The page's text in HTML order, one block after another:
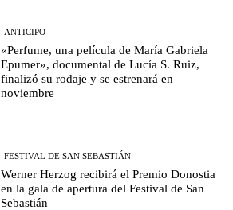
-ANTICIPO
«Perfume, una película de María Gabriela
Epumer», documental de Lucía S. Ruiz,
finalizó su rodaje y se estrenará en
noviembre
-FESTIVAL DE SAN SEBASTIÁN
Werner Herzog recibirá el Premio Donostia
en la gala de apertura del Festival de San
Sebastián